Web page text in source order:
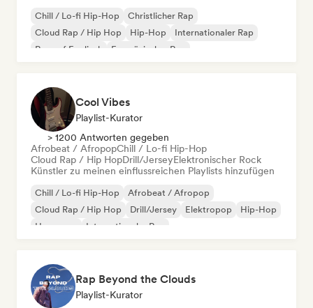
Chill / Lo-fi Hip-Hop
Christlicher Rap
Cloud Rap / Hip Hop
Hip-Hop
Internationaler Rap
Rap auf Englisch
Französischer Rap
Cool Vibes
Playlist-Kurator
> 1200 Antworten gegeben
Afrobeat / AfropopChill / Lo-fi Hip-Hop
Cloud Rap / Hip HopDrill/JerseyElektronischer Rock
Künstler zu meinen einflussreichen Playlists hinzufügen
Chill / Lo-fi Hip-Hop
Afrobeat / Afropop
Cloud Rap / Hip Hop
Drill/Jersey Elektropop
Hip-Hop
Hyperpop
Internationaler Rap
Rap Beyond the Clouds
Playlist-Kurator